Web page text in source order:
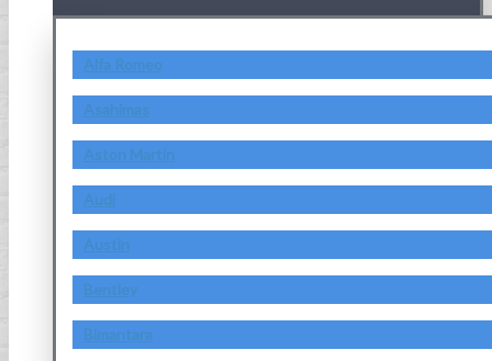
Alfa Romeo
Asahimas
Aston Martin
Audi
Austin
Bentley
Bimantara